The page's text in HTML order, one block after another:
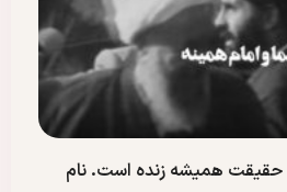
همیشه زنده است. نام